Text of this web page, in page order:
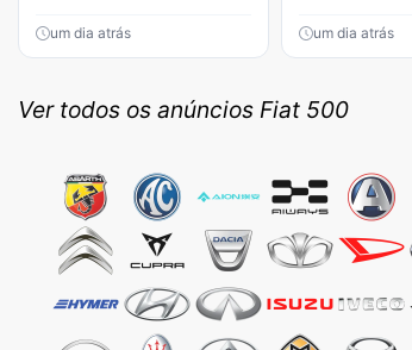
um dia atrás um dia atrás
Ver todos os anúncios Fiat 500